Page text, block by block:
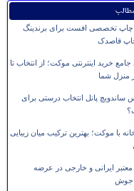
تخصصی افست برای برندینگ
قاصدک
جامع خرید اینترنتی موکت؛ از انتخاب تا
منزل شما
ساندویچ پانل انتخاب درستی برای
با موکت؛ بهترین ترکیب میان زیبایی
معتبر ایرانی و خارجی در عرضه
جوش